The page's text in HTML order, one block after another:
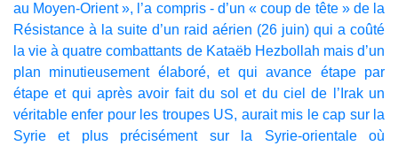
au Moyen-Orient », l’a compris - d’un « coup de tête » de la
Résistance à la suite d’un raid aérien (26 juin) qui a coûté
la vie à quatre combattants de Kataëb Hezbollah mais d’un
plan minutieusement élaboré, et qui avance étape par
étape et qui après avoir fait du sol et du ciel de l’Irak un
véritable enfer pour les troupes US, aurait mis le cap sur la
Syrie et plus précisément sur la Syrie-orientale où